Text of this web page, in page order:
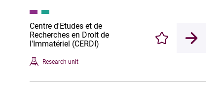
Centre d'Etudes et de
Recherches en Droit de
l'Immatériel (CERDI)
Research unit
Enregistrer